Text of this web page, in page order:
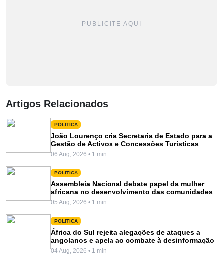
PUBLICITE AQUI
Artigos Relacionados
POLITICA
João Lourenço cria Secretaria de Estado para a
Gestão de Activos e Concessões Turísticas
06 Aug, 2026 • 1 min
POLITICA
Assembleia Nacional debate papel da mulher
africana no desenvolvimento das comunidades
05 Aug, 2026 • 1 min
POLITICA
África do Sul rejeita alegações de ataques a
angolanos e apela ao combate à desinformação
04 Aug, 2026 • 1 min